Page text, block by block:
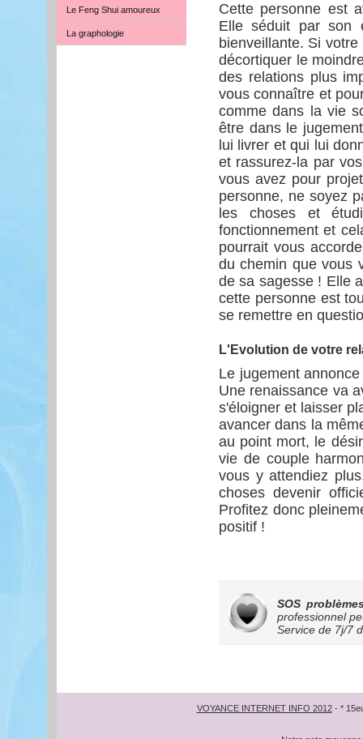
Le Feng Shui amoureux
La graphologie
Cette personne est
Elle séduit par son
bienveillante. Si
décortiquer le
des relations plus
vous connaître et
comme dans la vie
être dans le
lui livrer et qui lui
et rassurez-la par
vous avez pour
personne, ne soyez
les choses et
fonctionnement et
pourrait vous
du chemin que vous
de sa sagesse ! Elle
cette personne est
se remettre en
L'Evolution de votre
Le jugement
Une renaissance va
s'éloigner et laisser
avancer dans la
au point mort, le
vie de couple
vous y attendiez
choses devenir
Profitez donc
positif !
SOS
professionnel
Service de 7j/7
VOYANCE INTERNET INFO 2012- *